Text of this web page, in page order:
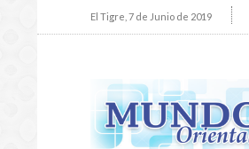
El Tigre, 7 de Junio de 2019